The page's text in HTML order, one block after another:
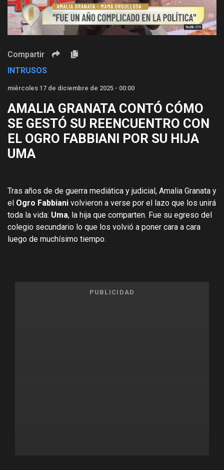
Video
Compartir
INTRUSOS
miércoles 17 de diciembre de 2025 - 00:00
AMALIA GRANATA CONTÓ CÓMO
SE GESTÓ SU REENCUENTRO CON
EL OGRO FABBIANI POR SU HIJA
UMA
Tras años de de guerra mediática y judicial, Amalia Granata y
el Ogro Fabbiani volvieron a verse por el lazo que los unirá
toda la vida: Uma, la hija que comparten. Fue su egreso del
colegio secundario lo que los volvió a poner cara a cara
luego de muchísimo tiempo.
PUBLICIDAD